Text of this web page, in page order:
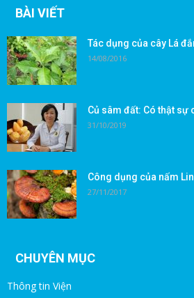
BÀI VIẾT
Tác dụng của cây Lá
14/08/2016
Củ sâm đất: Có thật sự
31/10/2019
Công dụng của nấm
27/11/2017
CHUYÊN MỤC
Thông tin Viện